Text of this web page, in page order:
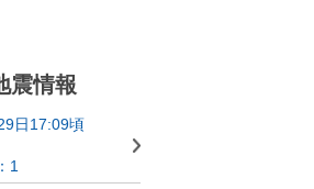
震情報
日17:09頃
1